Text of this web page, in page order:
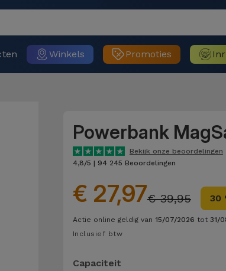
Winkels Promoties
Powerbank
Bekijk onze beoordelingen
4,8/5 | 94 245 Beoordelingen
€ 27,97€ 39,95 30
Actie online geldig van 15/07/2026 tot 31/
Inclusief btw
Capaciteit